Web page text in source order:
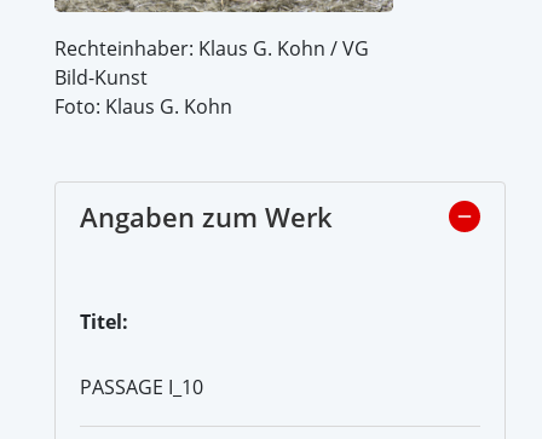
Rechteinhaber: Klaus G. Kohn / VG
Bild-Kunst
Foto: Klaus G. Kohn
Angaben zum Werk
Titel:
PASSAGE I_10